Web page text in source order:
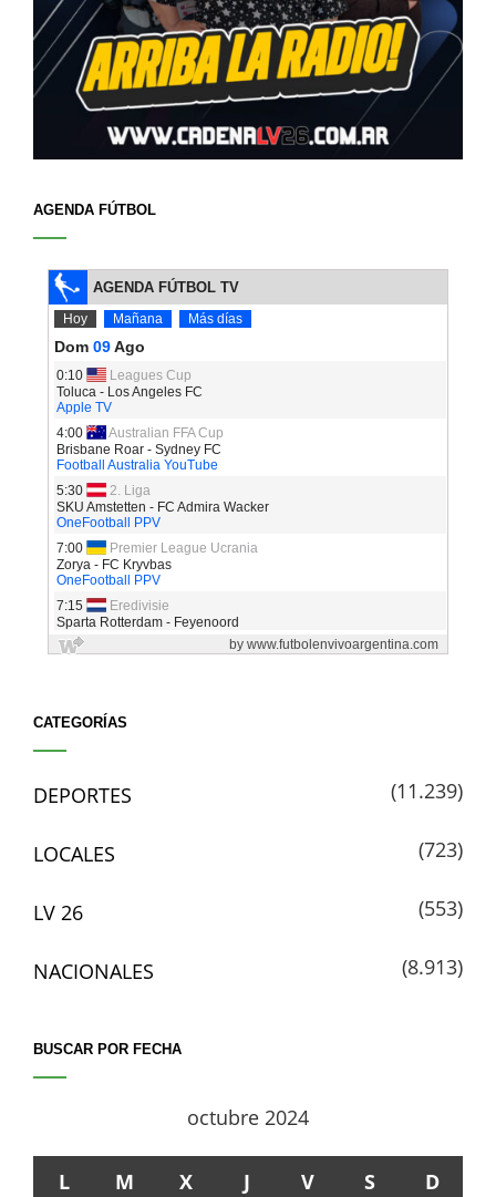
AGENDA FÚTBOL
CATEGORÍAS
DEPORTES (11.239)
LOCALES (723)
LV 26 (553)
NACIONALES (8.913)
BUSCAR POR FECHA
octubre 2024
L M X J V S
D